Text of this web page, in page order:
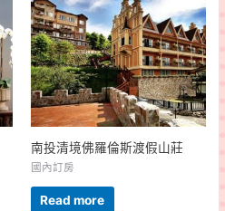
南投清境佛羅倫斯渡假山莊
國內訂房
Read more